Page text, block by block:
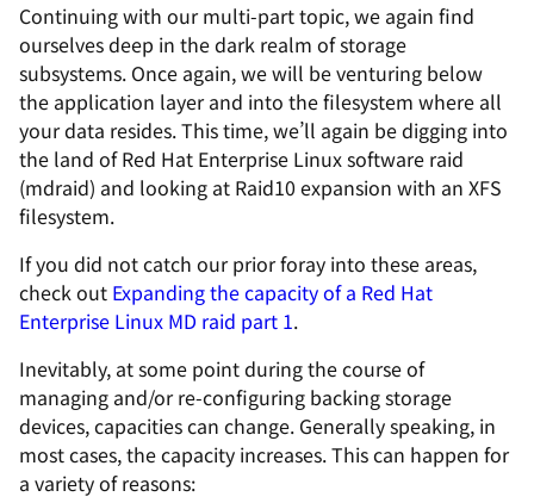
Continuing with our multi-part topic, we again find
ourselves deep in the dark realm of storage
subsystems. Once again, we will be venturing below
the application layer and into the filesystem where all
your data resides. This time, we’ll again be digging into
the land of Red Hat Enterprise Linux software raid
(mdraid) and looking at Raid10 expansion with an XFS
filesystem.
If you did not catch our prior foray into these areas,
check out Expanding the capacity of a Red Hat
Enterprise Linux MD raid part 1.
Inevitably, at some point during the course of
managing and/or re-configuring backing storage
devices, capacities can change. Generally speaking, in
most cases, the capacity increases. This can happen for
a variety of reasons: